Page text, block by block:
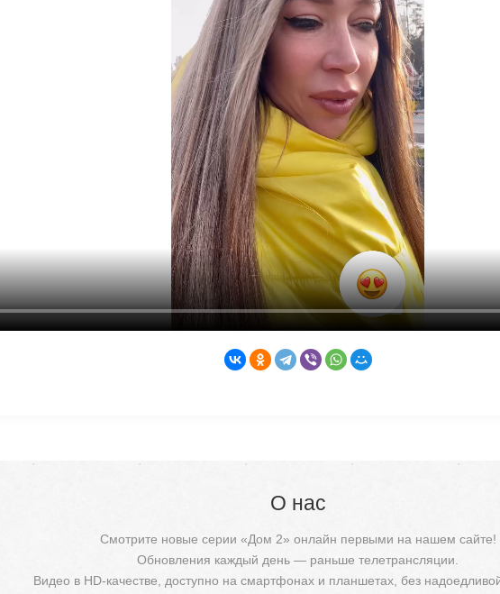
О нас
Смотрите новые серии «Дом 2» онлайн первыми на нашем сайте!
Обновления каждый день — раньше телетрансляции.
Видео в HD-качестве, доступно на смартфонах и планшетах, без